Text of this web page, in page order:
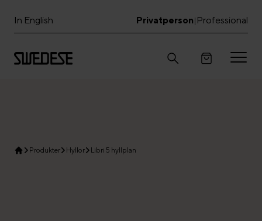
In English Privatperson| Professional
Produkter Hyllor Libri 5 hyllplan